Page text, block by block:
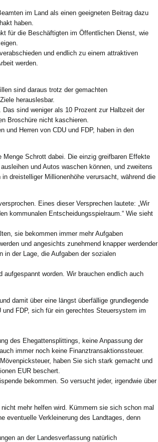
im Land als einen geeigneten Beitrag dazu
haben.
für die Beschäftigten im Öffentlichen Dienst, wie
und endlich zu einem attraktiven
werden.
sind daraus trotz der gemachten
herauslesbar.
sind weniger als 10 Prozent zur Halbzeit der
Broschüre nicht kaschieren.
und Herren von CDU und FDP, haben in den
Schrott dabei. Die einzig greifbaren Effekte
und Autos waschen können, und zweitens
dreistelliger Millionenhöhe verursacht, während die
Eines dieser Versprechen lautete: „Wir
kommunalen Entscheidungsspielraum.“ Wie sieht
sie bekommen immer mehr Aufgaben
und angesichts zunehmend knapper werdender
in der Lage, die Aufgaben der sozialen
worden. Wir brauchen endlich auch
damit über eine längst überfällige grundlegende
FDP, sich für ein gerechtes Steuersystem im
des Ehegattensplittings, keine Anpassung der
immer noch keine Finanztransaktionssteuer.
haben Sie sich stark gemacht und
EUR beschert.
bekommen. So versucht jeder, irgendwie über
mehr helfen wird. Kümmern sie sich schon mal
eventuelle Verkleinerung des Landtages, denn
an der Landesverfassung natürlich